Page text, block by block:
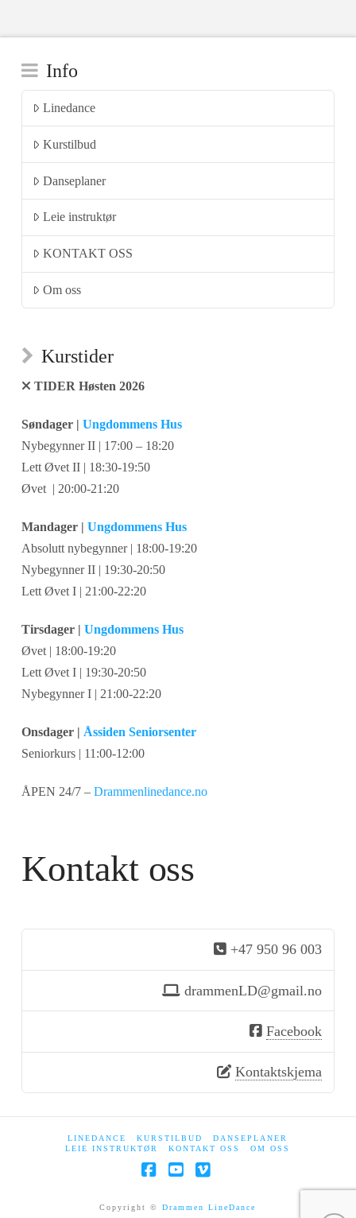
Info
Linedance
Kurstilbud
Danseplaner
Leie instruktør
KONTAKT OSS
Om oss
Kurstider
TIDER Høsten 2026
Søndager | Ungdommens Hus
Nybegynner II | 17:00 – 18:20
Lett Øvet II | 18:30-19:50
Øvet | 20:00-21:20
Mandager | Ungdommens Hus
Absolutt nybegynner | 18:00-19:20
Nybegynner II | 19:30-20:50
Lett Øvet I | 21:00-22:20
Tirsdager | Ungdommens Hus
Øvet | 18:00-19:20
Lett Øvet I | 19:30-20:50
Nybegynner I | 21:00-22:20
Onsdager | Åssiden Seniorsenter
Seniorkurs | 11:00-12:00
ÅPEN 24/7 – Drammenlinedance.no
Kontakt oss
+47 950 96 003
drammenLD@gmail.no
Facebook
Kontaktskjema
LINEDANCE KURSTILBUD
DANSEPLANER
LEIE INSTRUKTØR
KONTAKT OSS OM OSS
Copyright ©Drammen LineDance